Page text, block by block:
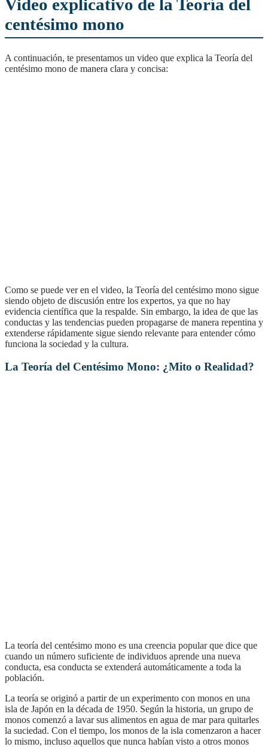
Video explicativo de la Teoría del
centésimo mono
A continuación, te presentamos un video que explica la Teoría del
centésimo mono de manera clara y concisa:
Como se puede ver en el video, la Teoría del centésimo mono sigue
siendo objeto de discusión entre los expertos, ya que no hay
evidencia científica que la respalde. Sin embargo, la idea de que las
conductas y las tendencias pueden propagarse de manera repentina y
extenderse rápidamente sigue siendo relevante para entender cómo
funciona la sociedad y la cultura.
La Teoría del Centésimo Mono: ¿Mito o Realidad?
La teoría del centésimo mono es una creencia popular que dice que
cuando un número suficiente de individuos aprende una nueva
conducta, esa conducta se extenderá automáticamente a toda la
población.
La teoría se originó a partir de un experimento con monos en una
isla de Japón en la década de 1950. Según la historia, un grupo de
monos comenzó a lavar sus alimentos en agua de mar para quitarles
la suciedad. Con el tiempo, los monos de la isla comenzaron a hacer
lo mismo, incluso aquellos que nunca habían visto a otros monos